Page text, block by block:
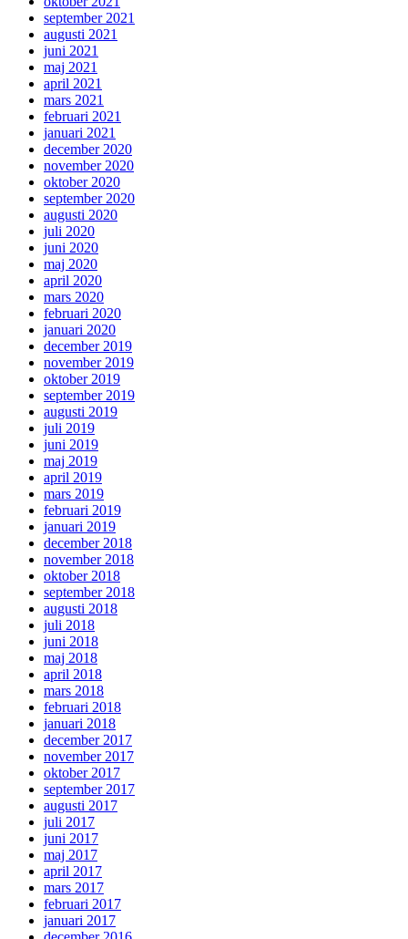
september 2021
augusti 2021
juni 2021
maj 2021
april 2021
mars 2021
februari 2021
januari 2021
december 2020
november 2020
oktober 2020
september 2020
augusti 2020
juli 2020
juni 2020
maj 2020
april 2020
mars 2020
februari 2020
januari 2020
december 2019
november 2019
oktober 2019
september 2019
augusti 2019
juli 2019
juni 2019
maj 2019
april 2019
mars 2019
februari 2019
januari 2019
december 2018
november 2018
oktober 2018
september 2018
augusti 2018
juli 2018
juni 2018
maj 2018
april 2018
mars 2018
februari 2018
januari 2018
december 2017
november 2017
oktober 2017
september 2017
augusti 2017
juli 2017
juni 2017
maj 2017
april 2017
mars 2017
februari 2017
januari 2017